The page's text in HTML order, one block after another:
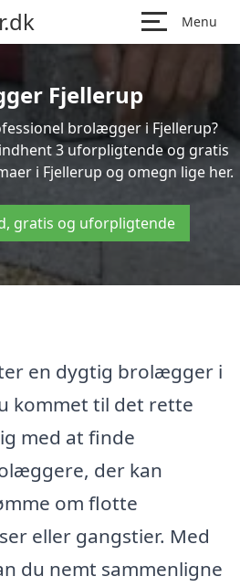
Menu
Fjellerup
brolægger i Fjellerup?
3 uforpligtende og gratis
i Fjellerup og omegn lige her.
gratis og uforpligtende
en dygtig brolægger i
kommet til det rette
med at finde
der kan
om flotte
eller gangstier. Med
du nemt sammenligne